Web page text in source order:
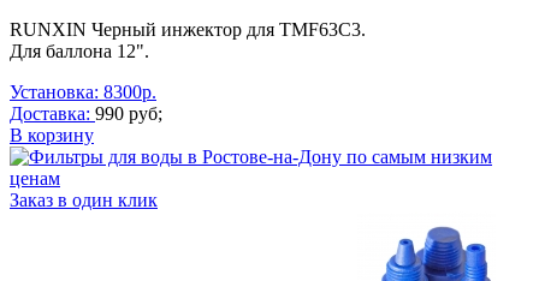
RUNXIN Черный инжектор для TMF63C3.
Для баллона 12".
Установка: 8300р.
Доставка: 990 руб;
В корзину
Заказ в один клик